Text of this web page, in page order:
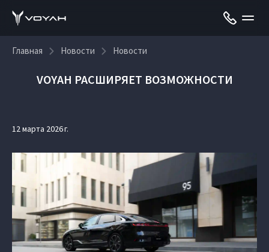
Главная Новости Новости
VOYAH РАСШИРЯЕТ ВОЗМОЖНОСТИ
12 марта 2026 г.